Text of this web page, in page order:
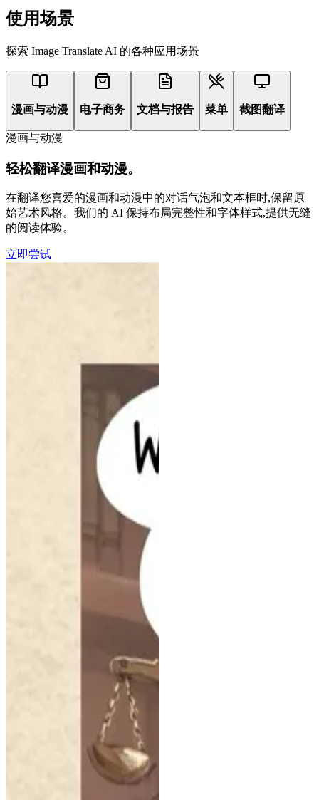
使用场景
探索 Image Translate AI 的各种应用场景
漫画与动漫 电子商务 文档与报告 菜单 截图翻译
漫画与动漫
轻松翻译漫画和动漫。
在翻译您喜爱的漫画和动漫中的对话气泡和文本框时,保留原
始艺术风格。我们的 AI 保持布局完整性和字体样式,提供无缝
的阅读体验。
立即尝试